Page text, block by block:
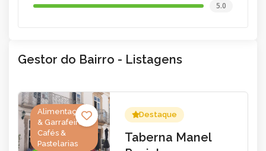
5.0
Gestor do Bairro - Listagens
Alimentação
& Garrafeira,
Cafés &
Pastelarias
Destaque
Taberna Manel